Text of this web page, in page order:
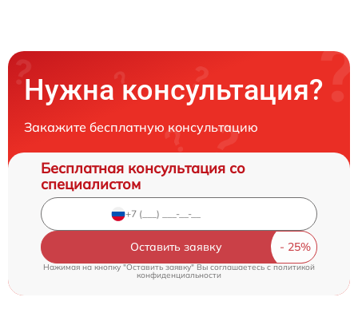
Нужна консультация?
Закажите бесплатную консультацию
Бесплатная консультация со
специалистом
Оставить заявку
Нажимая на кнопку "Оставить заявку" Вы соглашаетесь cполитикой
конфиденциальности